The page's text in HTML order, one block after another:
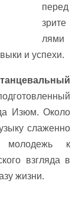
перед
зрите
лями
и успехи.
Изюм. Около
слаженно
молодежь к
взгляда в
жизни.